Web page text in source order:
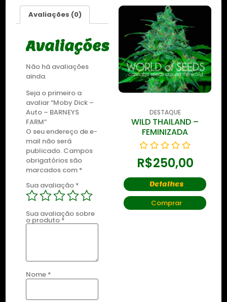
Avaliações (0)
Avaliações
Não há avaliações
ainda.
Seja o primeiro a
avaliar “Moby Dick –
Auto – BARNEYS
FARM”
O seu endereço de e-
mail não será
publicado. Campos
obrigatórios são
marcados com *
Sua avaliação *
Sua avaliação sobre
o produto *
Nome *
DESTAQUE
WILD THAILAND
RYDER
R$250,00
Detalhes
Comprar
DESTAQUE
WILD THAILAND –
FEMINIZADA
R$250,00
Detalhes
Comprar